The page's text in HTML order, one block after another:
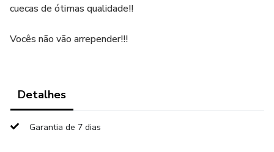
cuecas de ótimas qualidade!!
Vocês não vão arrepender!!!
Detalhes
Garantia de 7 dias